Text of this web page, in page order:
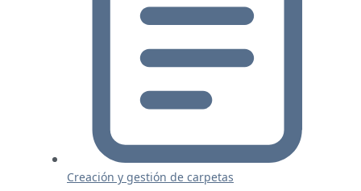
Creación y gestión de carpetas